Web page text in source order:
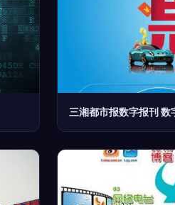
三湘都市报数字报刊